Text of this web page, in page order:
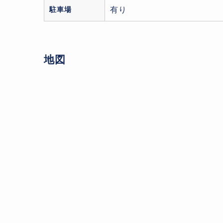
駐車場 有り
地図